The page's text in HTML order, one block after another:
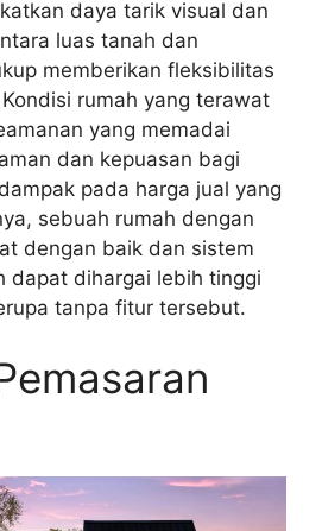
daya tarik visual dan
luas tanah dan
memberikan fleksibilitas
rumah yang terawat
yang memadai
dan kepuasan bagi
pada harga jual yang
sebuah rumah dengan
dengan baik dan sistem
dapat dihargai lebih tinggi
tanpa fitur tersebut.